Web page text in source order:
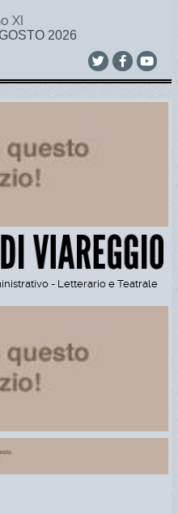
XI
2026
- Letterario e Teatrale